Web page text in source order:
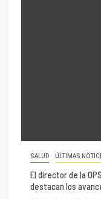
SALUD ÚLTIMAS
El director de la
destacan los